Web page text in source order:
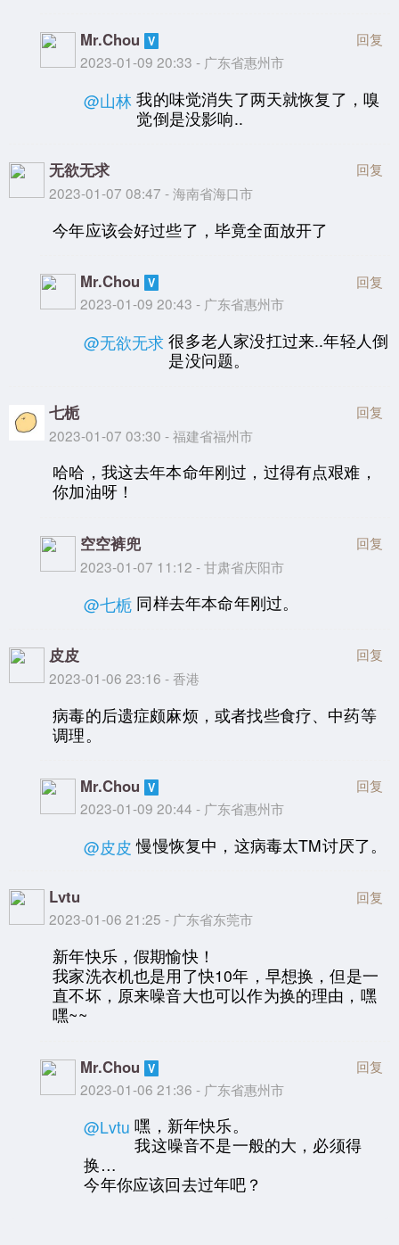
Mr.Chou
2023-01-09 20:33 - 广东省惠州市
回复
@山林 我的味觉消失了两天就恢复了，嗅
觉倒是没影响..
无欲无求
2023-01-07 08:47 - 海南省海口市
回复
今年应该会好过些了，毕竟全面放开了
Mr.Chou
2023-01-09 20:43 - 广东省惠州市
回复
@无欲无求 很多老人家没扛过来..年轻人倒
是没问题。
七栀
2023-01-07 03:30 - 福建省福州市
回复
哈哈，我这去年本命年刚过，过得有点艰难，
你加油呀！
空空裤兜
2023-01-07 11:12 - 甘肃省庆阳市
回复
@七栀 同样去年本命年刚过。
皮皮
2023-01-06 23:16 - 香港
回复
病毒的后遗症颇麻烦，或者找些食疗、中药等
调理。
Mr.Chou
2023-01-09 20:44 - 广东省惠州市
回复
@皮皮 慢慢恢复中，这病毒太TM讨厌了。
Lvtu
2023-01-06 21:25 - 广东省东莞市
回复
新年快乐，假期愉快！
我家洗衣机也是用了快10年，早想换，但是一
直不坏，原来噪音大也可以作为换的理由，嘿
嘿~~
Mr.Chou
2023-01-06 21:36 - 广东省惠州市
回复
@Lvtu 嘿，新年快乐。
我这噪音不是一般的大，必须得
换…
今年你应该回去过年吧？